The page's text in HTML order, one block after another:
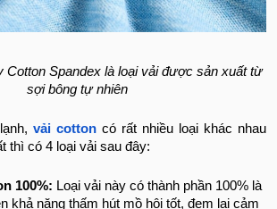
Cotton Spandex là loại vải được sản xuất từ
sợi bông tự nhiên
vải cotton có rất nhiều loại khác nhau
thì có 4 loại vải sau đây:
100%: Loại vải này có thành phần 100% là
khả năng thấm hút mồ hôi tốt, đem lại cảm